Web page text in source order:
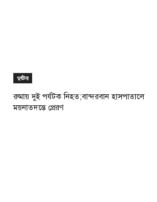
দুর্ঘটনা
রুমায় দুই পর্যটক নিহত;বান্দরবান হাসপাতালে
ময়নাতদন্তে প্রেরণ